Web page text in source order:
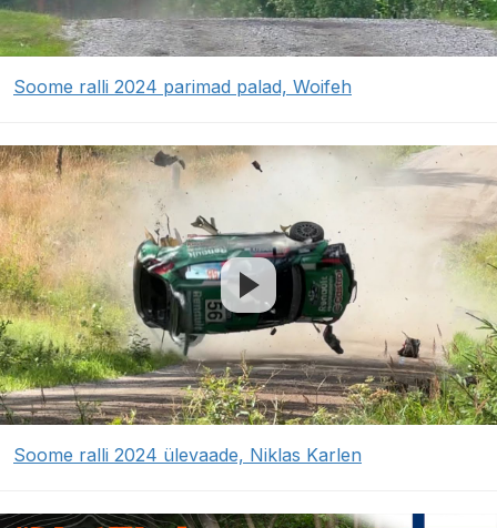
Soome ralli 2024 parimad palad, Woifeh
Soome ralli 2024 ülevaade, Niklas Karlen